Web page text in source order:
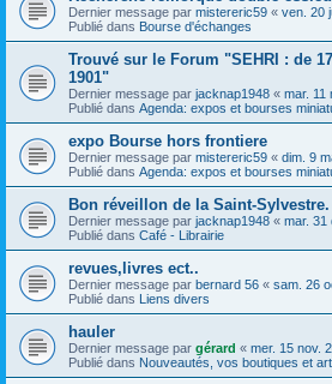
Dernier message par mistereric59 « ven. 20
Publié dans Bourse d'échanges
Trouvé sur le Forum "SEHRI : de
1901"
Dernier message par jacknap1948 « mar. 11
Publié dans Agenda: expos et bourses
expo Bourse hors frontiere
Dernier message par mistereric59 « dim. 9
Publié dans Agenda: expos et bourses
Bon réveillon de la Saint-Sylvestre.
Dernier message par jacknap1948 « mar. 31
Publié dans Café - Librairie
revues,livres ect..
Dernier message par bernard 56 « sam. 26
Publié dans Liens divers
hauler
Dernier message par gérard « mer. 15 nov.
Publié dans Nouveautés, vos boutiques et